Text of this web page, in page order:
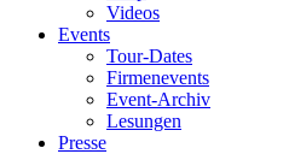
Videos
Events
Tour-Dates
Firmenevents
Event-Archiv
Lesungen
Presse